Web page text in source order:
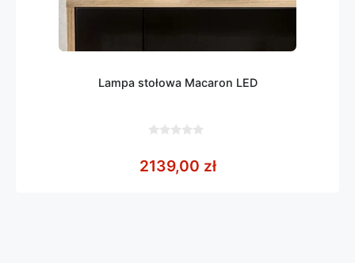
Lampa stołowa Macaron LED
5
2139,00 zł